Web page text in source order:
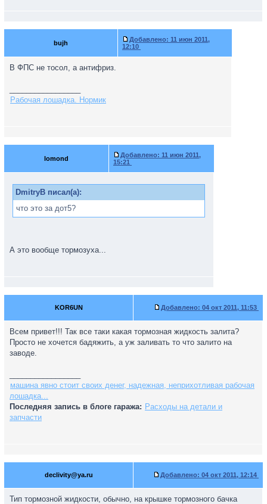
bujh Добавлено: 11 июн 2011,
12:10
В ФПС не тосол, а антифриз.
Рабочая лошадка. Нормик
lomond Добавлено: 11 июн 2011,
15:21
DmitryB писал(а):
что это за дот5?
А это вообще тормозуха...
KOR6UN Добавлено: 04 окт 2011, 11:53
Всем привет!!! Так все таки какая тормозная жидкость залита?
Просто не хочется бадяжить, а уж заливать то что залито на
заводе.
машина явно стоит своих денег, надежная, неприхотливая рабочая
лошадка...
Последняя запись в блоге гаража: Расходы на детали и
запчасти
declivity@ya.ru Добавлено: 04 окт 2011, 12:14
Тип тормозной жидкости, обычно, на крышке тормозного бачка